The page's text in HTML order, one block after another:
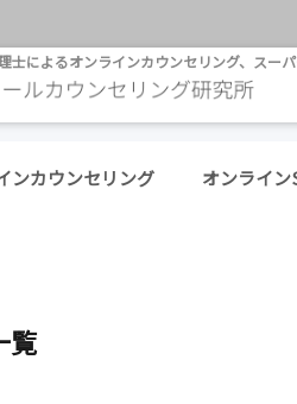
士によるオンラインカウンセリング、スー
ンカウンセリング オンライン
覧